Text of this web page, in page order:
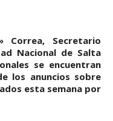
Correa, Secretario
Nacional de Salta
se encuentran
los anuncios sobre
esta semana por